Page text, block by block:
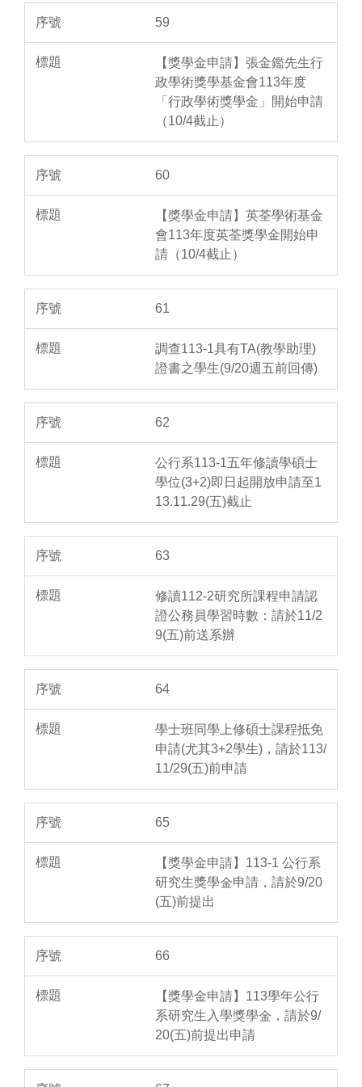
59
【獎學金申請】張金鑑先生行
政學術獎學基金會113年度
「行政學術獎學金」開始申請
（10/4截止）
60
【獎學金申請】英荃學術基金
會113年度英荃獎學金開始申
請（10/4截止）
61
調查113-1具有TA(教學助理)
證書之學生(9/20週五前回傳)
62
公行系113-1五年修讀學碩士
學位(3+2)即日起開放申請至1
13.11.29(五)截止
63
修讀112-2研究所課程申請認
證公務員學習時數：請於11/2
9(五)前送系辦
64
學士班同學上修碩士課程抵免
申請(尤其3+2學生)，請於113/
11/29(五)前申請
65
【獎學金申請】113-1 公行系
研究生獎學金申請，請於9/20
(五)前提出
66
【獎學金申請】113學年公行
系研究生入學獎學金，請於9/
20(五)前提出申請